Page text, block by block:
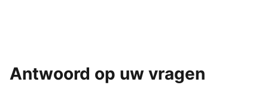
Antwoord op uw vragen